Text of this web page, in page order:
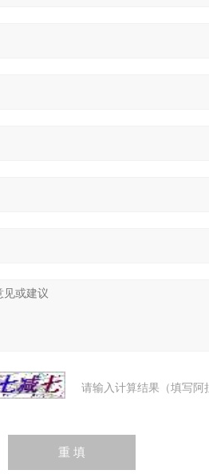
请输入计算结果（填写阿